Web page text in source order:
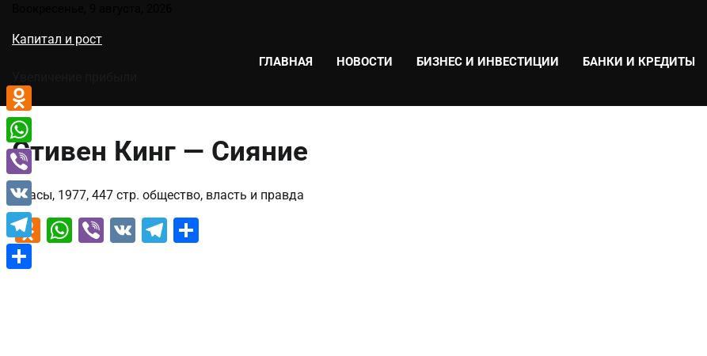
содержимому
Капитал и рост
ГЛАВНАЯ НОВОСТИ БИЗНЕС И ИНВЕСТИЦИИ БАНКИ И КРЕДИТЫ
Стивен Кинг — Сияние
Ужасы, 1977, 447 стр. общество, власть и правда
Odnoklassniki
WhatsApp
Viber
VK Telegram
Odnoklassniki
WhatsApp
Viber
VK
Telegram